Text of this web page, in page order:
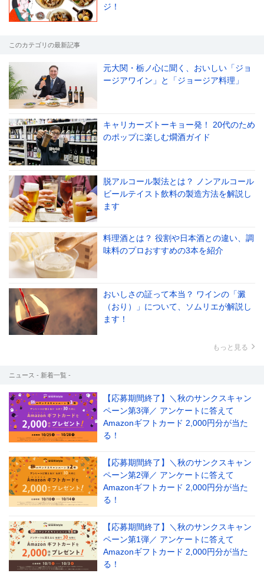
ジ！
このカテゴリの最新記事
元大関・栃ノ心に聞く、おいしい「ジョ
ージアワイン」と「ジョージア料理」
キャリカーズトーキョー発！ 20代のため
のポップに楽しむ燗酒ガイド
脱アルコール製法とは？ ノンアルコール
ビールテイスト飲料の製造方法を解説し
ます
料理酒とは？ 役割や日本酒との違い、調
味料のプロおすすめの3本を紹介
おいしさの証って本当？ ワインの「澱
（おり）」について、ソムリエが解説し
ます！
もっと見る
ニュース - 新着一覧 -
【応募期間終了】＼秋のサンクスキャン
ペーン第3弾／ アンケートに答えて
Amazonギフトカード 2,000円分が当た
る！
【応募期間終了】＼秋のサンクスキャン
ペーン第2弾／ アンケートに答えて
Amazonギフトカード 2,000円分が当た
る！
【応募期間終了】＼秋のサンクスキャン
ペーン第1弾／ アンケートに答えて
Amazonギフトカード 2,000円分が当た
る！